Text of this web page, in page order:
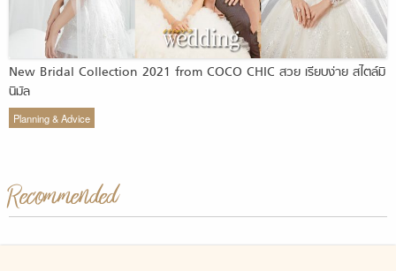
New Bridal Collection 2021 from COCO CHIC สวย เรียบง่าย สไตล์มิ
นิมัล
Planning & Advice
Recommended